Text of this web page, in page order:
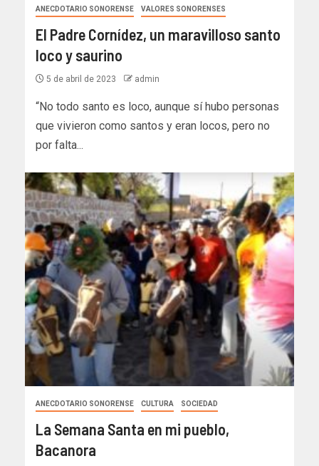
ANECDOTARIO SONORENSE VALORES SONORENSES
El Padre Cornídez, un maravilloso santo
loco y saurino
5 de abril de 2023 admin
“No todo santo es loco, aunque sí hubo personas
que vivieron como santos y eran locos, pero no
por falta...
ANECDOTARIO SONORENSE CULTURA SOCIEDAD
La Semana Santa en mi pueblo,
Bacanora